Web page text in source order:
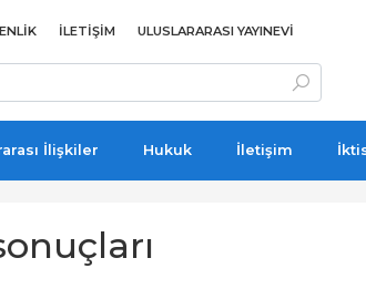
İLETIŞIM ULUSLARARASI YAYINEVI
İlişkiler Hukuk İletişim